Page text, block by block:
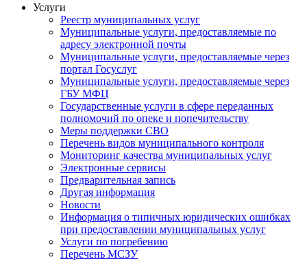
Услуги
Реестр муниципальных услуг
Муниципальные услуги, предоставляемые по
адресу электронной почты
Муниципальные услуги, предоставляемые через
портал Госуслуг
Муниципальные услуги, предоставляемые через
ГБУ МФЦ
Государственные услуги в сфере переданных
полномочий по опеке и попечительству
Меры поддержки СВО
Перечень видов муниципального контроля
Мониторинг качества муниципальных услуг
Электронные сервисы
Предварительная запись
Другая информация
Новости
Информация о типичных юридических ошибках
при предоставлении муниципальных услуг
Услуги по погребению
Перечень МСЗУ